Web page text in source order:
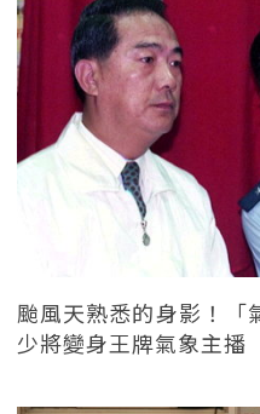
颱風天熟悉的身影！「
少將變身王牌氣象主播